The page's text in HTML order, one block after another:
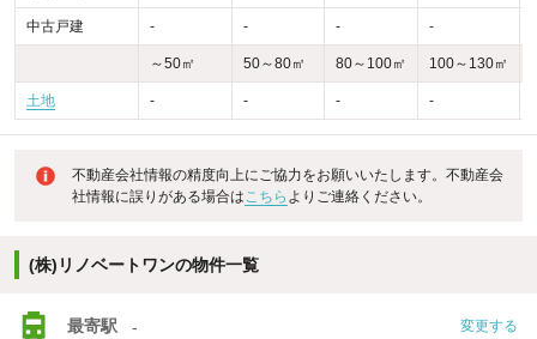
中古戸建 - - - -
～50㎡ 50～80㎡ 80～100㎡ 100～130㎡
土地 - - - -
不動産会社情報の精度向上にご協力をお願いいたします。不動産会
社情報に誤りがある場合はこちら よりご連絡ください。
(株)リノベートワンの物件一覧
最寄駅 - 変更する